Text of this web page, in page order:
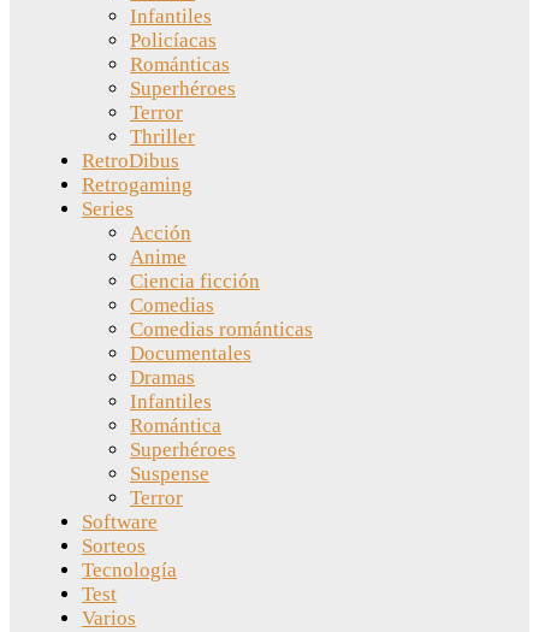
Infantiles
Policíacas
Románticas
Superhéroes
Terror
Thriller
RetroDibus
Retrogaming
Series
Acción
Anime
Ciencia ficción
Comedias
Comedias románticas
Documentales
Dramas
Infantiles
Romántica
Superhéroes
Suspense
Terror
Software
Sorteos
Tecnología
Test
Varios